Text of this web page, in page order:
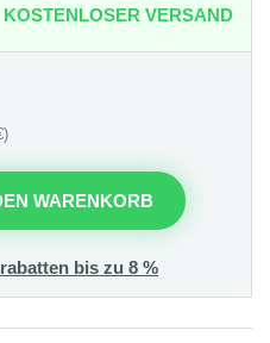
KOSTENLOSER VERSAND
WARENKORB
bis zu 8 %